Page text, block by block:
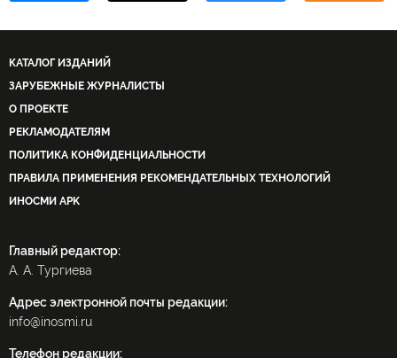
КАТАЛОГ ИЗДАНИЙ
ЗАРУБЕЖНЫЕ ЖУРНАЛИСТЫ
О ПРОЕКТЕ
РЕКЛАМОДАТЕЛЯМ
ПОЛИТИКА КОНФИДЕНЦИАЛЬНОСТИ
ПРАВИЛА ПРИМЕНЕНИЯ РЕКОМЕНДАТЕЛЬНЫХ ТЕХНОЛОГИЙ
ИНОСМИ APK
Главный редактор:
А. А. Тургиева
Адрес электронной почты редакции:
info@inosmi.ru
Телефон редакции: